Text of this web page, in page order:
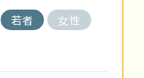
若者
女性